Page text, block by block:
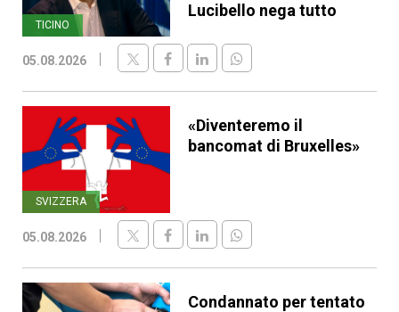
TICINO
Lucibello nega tutto
05.08.2026
SVIZZERA
«Diventeremo il
bancomat di Bruxelles»
05.08.2026
Condannato per tentato